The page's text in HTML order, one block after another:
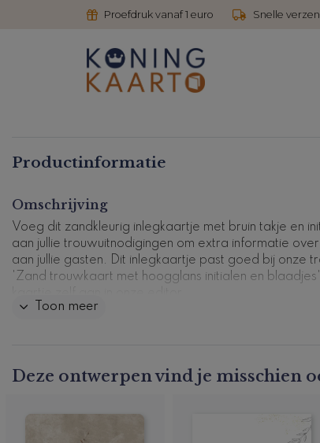
Proefdruk vanaf 1 euro Snelle
Productinformatie
Omschrijving
Voeg dit zandkleurig inlegkaartje met bruin takje en
aan jullie trouwuitnodigingen om extra informatie
aan jullie gasten. Dit inlegkaartje past goed bij onze
'Zand trouwkaart met hoogglans initialen en
Toon meer
Deze ontwerpen vind je misschien